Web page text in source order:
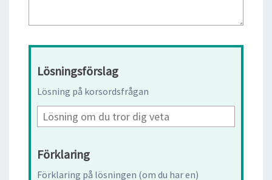
Lösningsförslag
Lösning på korsordsfrågan
Förklaring
Förklaring på lösningen (om du har en)